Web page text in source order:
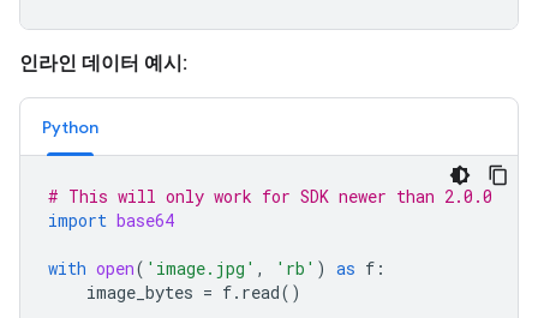
인라인 데이터 예시:
Python
# This will only work for SDK newer than 2.0.0
import base64
with open( 'image.jpg' , 'rb' ) as f :
image_bytes = f. read()